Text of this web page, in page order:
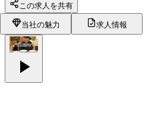
この求人を共有
当社の魅力 求人情報